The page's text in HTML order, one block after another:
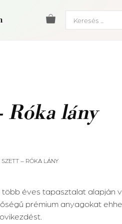
Search
...
Róka lány
– RÓKA LÁNY
éves tapasztalat alapján
prémium anyagokat